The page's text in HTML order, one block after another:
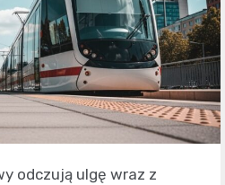
odczują ulgę wraz z